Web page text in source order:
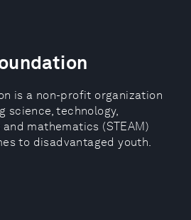
is a non-profit organization
science, technology,
mathematics (STEAM)
to disadvantaged youth.